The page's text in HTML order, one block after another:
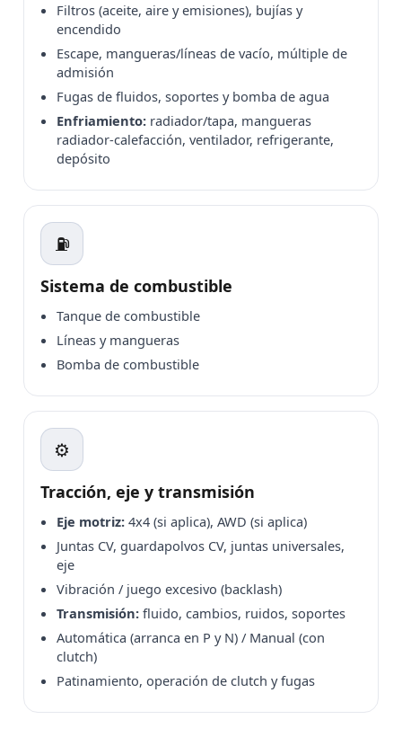
Filtros (aceite, aire y emisiones), bujías y
encendido
Escape, mangueras/líneas de vacío, múltiple de
admisión
Fugas de fluidos, soportes y bomba de agua
Enfriamiento: radiador/tapa, mangueras
radiador-calefacción, ventilador, refrigerante,
depósito
⛽
Sistema de combustible
Tanque de combustible
Líneas y mangueras
Bomba de combustible
⚙️
Tracción, eje y transmisión
Eje motriz: 4x4 (si aplica), AWD (si aplica)
Juntas CV, guardapolvos CV, juntas universales,
eje
Vibración / juego excesivo (backlash)
Transmisión: fluido, cambios, ruidos, soportes
Automática (arranca en P y N) / Manual (con
clutch)
Patinamiento, operación de clutch y fugas